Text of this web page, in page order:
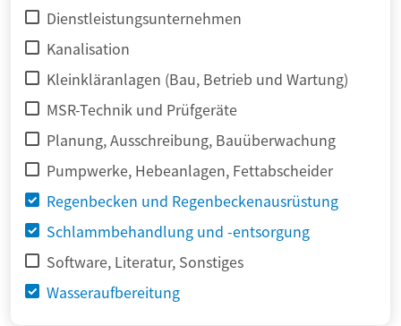
Dienstleistungsunternehmen
Kanalisation
Kleinkläranlagen (Bau, Betrieb und Wartung)
MSR-Technik und Prüfgeräte
Planung, Ausschreibung, Bauüberwachung
Pumpwerke, Hebeanlagen, Fettabscheider
Regenbecken und Regenbeckenausrüstung
Schlammbehandlung und -entsorgung
Software, Literatur, Sonstiges
Wasseraufbereitung